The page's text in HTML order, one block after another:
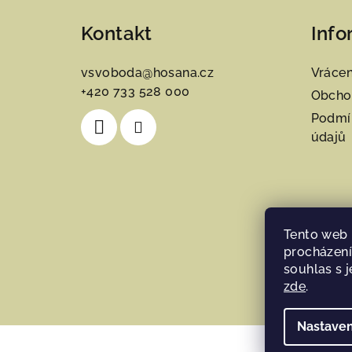
Tento
souhlas s
zde.
Kontakt
vsvoboda@hosana.cz
+420 733 528 000
údajů